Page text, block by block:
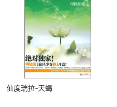
仙度瑞拉-天蝎